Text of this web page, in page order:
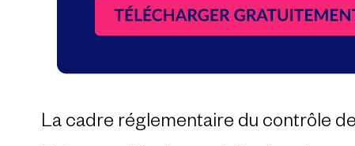
La cadre réglementaire du contrôle